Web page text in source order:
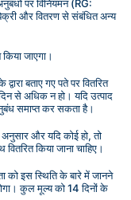
पर विनियमन (RG:
और वितरण से संबंधित अन्य
किया जाएगा।
बताए गए पते पर वितरित
से अधिक न हो। यदि उत्पाद
समाप्त कर सकता है।
और यदि कोई हो, तो
किया जाना चाहिए।
को इस स्थिति के बारे में जानने
कुल मूल्य को 14 दिनों के